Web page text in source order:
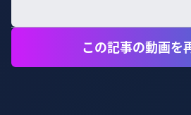
この記事の動画を